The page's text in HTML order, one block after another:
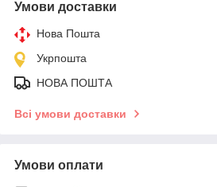
Умови доставки
Нова Пошта
Укрпошта
НОВА ПОШТА
Всі умови доставки
Умови оплати